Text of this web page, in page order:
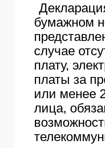
бумажном
случае
плату,
платы за
или менее
лица,